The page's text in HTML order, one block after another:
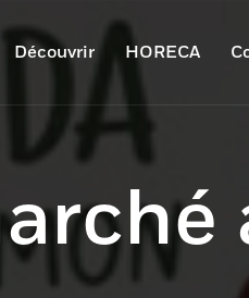
Découvrir HORECA